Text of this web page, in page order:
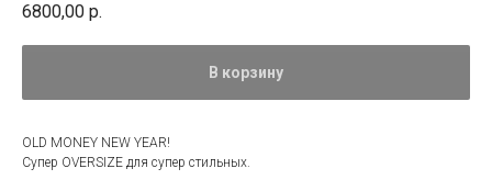
6800,00 р.
В корзину
OLD MONEY NEW YEAR!
Супер OVERSIZE для супер стильных.